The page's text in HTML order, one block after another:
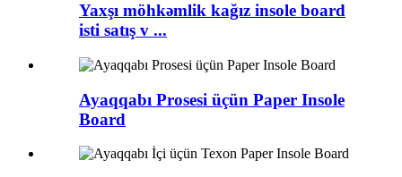
Yaxşı möhkəmlik kağız insole board
isti satış v ...
Ayaqqabı Prosesi üçün Paper Insole
Board